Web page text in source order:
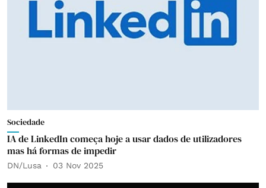
Sociedade
IA de LinkedIn começa hoje a usar dados de utilizadores
mas há formas de impedir
DN/Lusa 03 Nov 2025